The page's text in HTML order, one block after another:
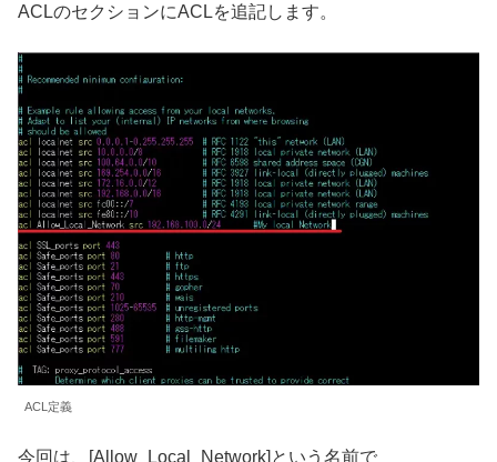
ACLのセクションにACLを追記します。
ACL定義
今回は、[Allow_Local_Network]という名前で